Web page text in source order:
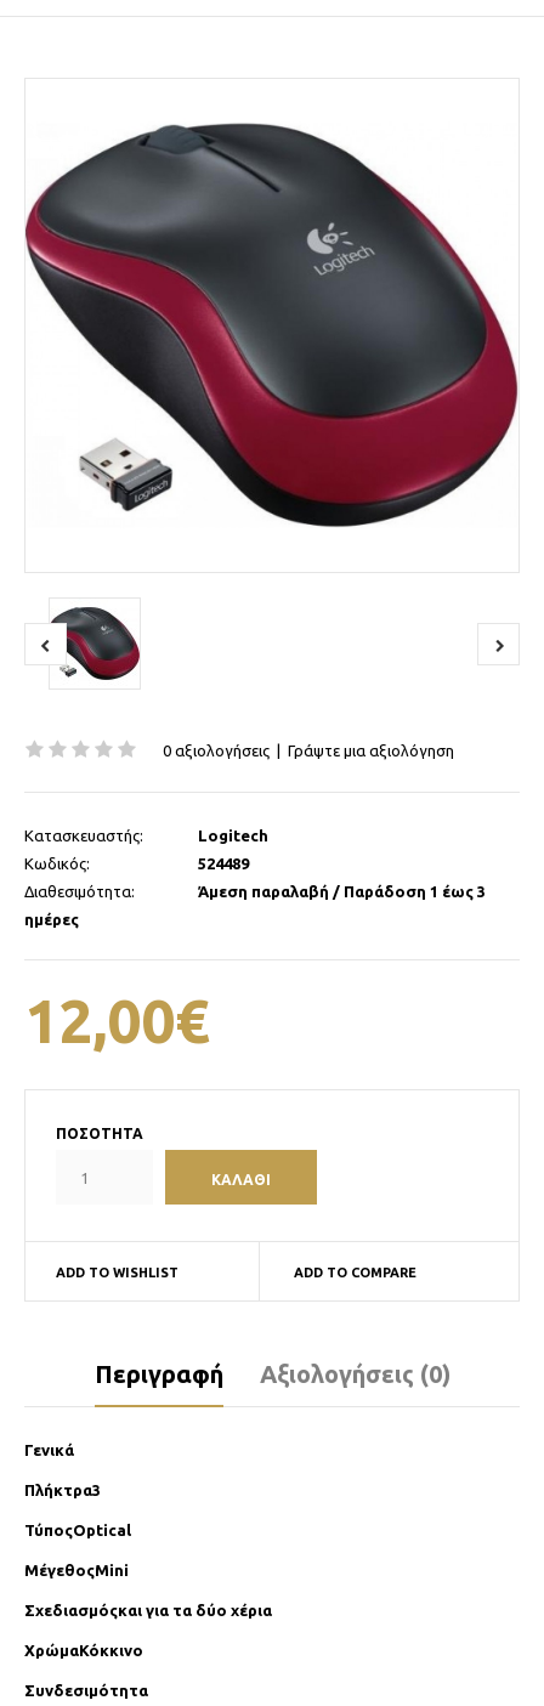
0 αξιολογήσεις Γράψτε μια αξιολόγηση
Κατασκευαστής:
Logitech
Κωδικός:
524489
Διαθεσιμότητα:
Άμεση παραλαβή / Παράδοση 1 έως 3
ημέρες
12,00€
ΠΟΣΌΤΗΤΑ
ADD TO WISHLIST ADD TO COMPARE
Περιγραφή Αξιολογήσεις (0)
Γενικά
Πλήκτρα3
ΤύποςOptical
ΜέγεθοςMini
Σχεδιασμόςκαι για τα δύο χέρια
ΧρώμαΚόκκινο
Συνδεσιμότητα